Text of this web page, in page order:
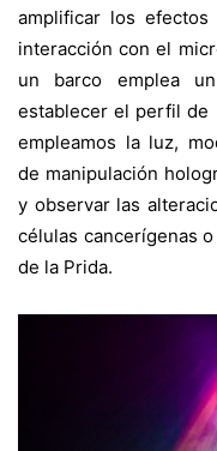
amplificar los
interacción con el
un barco emplea
establecer el perfil de
empleamos la luz,
de manipulación
y observar las
células cancerígenas
de la Prida.